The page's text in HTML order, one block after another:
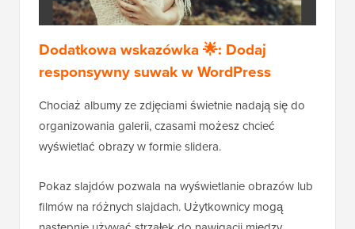
Dodatkowa wskazówka 🌟: Dodaj
responsywny suwak w WordPress
Chociaż albumy ze zdjęciami świetnie nadają się do
organizowania galerii, czasami możesz chcieć
wyświetlać obrazy w formie slidera.
Pokaz slajdów pozwala na wyświetlanie obrazów lub
filmów na różnych slajdach. Użytkownicy mogą